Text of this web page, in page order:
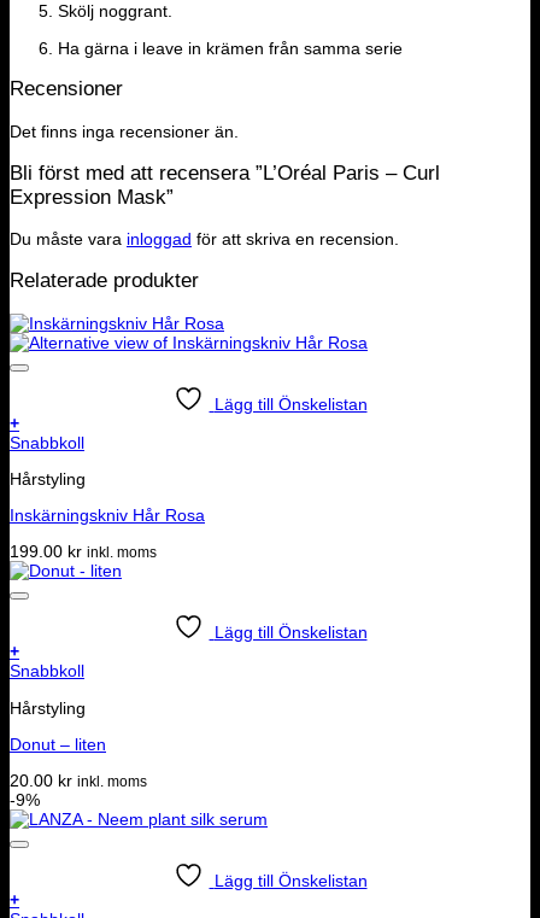
Skölj noggrant.
Ha gärna i leave in krämen från samma serie
Recensioner
Det finns inga recensioner än.
Bli först med att recensera ”L’Oréal Paris – Curl
Expression Mask”
Du måste vara inloggad för att skriva en recension.
Relaterade produkter
Lägg till Önskelistan
+
Snabbkoll
Hårstyling
Inskärningskniv Hår Rosa
199.00 kr inkl. moms
Lägg till Önskelistan
+
Snabbkoll
Hårstyling
Donut – liten
20.00 kr inkl. moms
-9%
Lägg till Önskelistan
+